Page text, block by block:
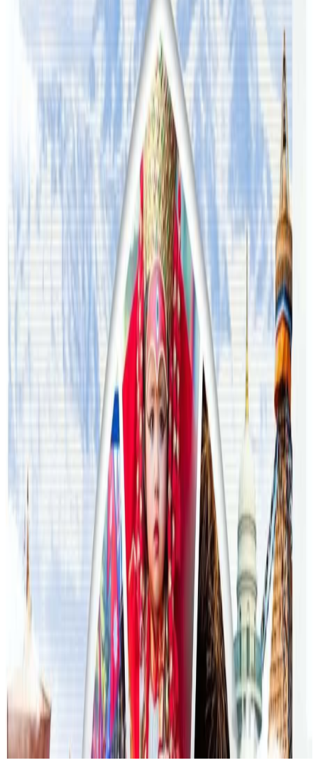
टिप्पणीहरू लोड हुँदैछ…
सम्बन्धित समाचार
अष्ट्रेलियामा नर्सको तलब पाँचौं पटक वृद्धि
अस्ट्रेलियामा विवाह घट्यो, बढ्यो सम्बन्धविच्छेद
थापाथलीबाट अष्ट्रेलियाका घरको डिजाइन
२०२६ जुलाई २७
अष्ट्रेलियामा मन्त्रालयका कर्मचारीले भ्रष्टाचार गरेको
भेटिएपछि शिक्षा मन्त्रीले दिइन् राजीनामा
२०२६ जुलाई २४
अन्तर्राष्ट्रिय विद्यार्थी आकर्षित गर्न भिक्टोरियाले बनायो
नयाँ रणनीति
२०२६ जुलाई २३
फिफा विश्वकपमा अस्ट्रेलियाको टोलीका लागि
रणनीति बनाउने नेपाली युवा
२०२६ जुलाई २३
एनपिएल अष्ट्रेलियाको पाँचौं संस्करणमा कृष्ण कार्की
सबैभन्दा महँगा खेलाडी
२०२६ जुलाई १९
डार्विनमा नेपाल फेस्टिभल हुँदै
२०२६ जुन ११